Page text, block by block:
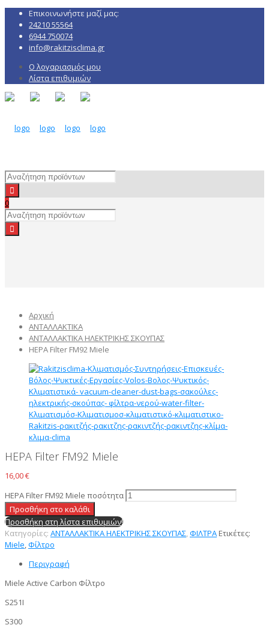
Επικοινωνήστε μαζί μας:
24210 55564
6944 750074
info@rakitzisclima.gr
Ο λογαριασμός μου
Λίστα επιθυμιών
0
Αρχική
ΑΝΤΑΛΛΑΚΤΙΚΑ
ΑΝΤΑΛΛΑΚΤΙΚΑ ΗΛΕΚΤΡΙΚΗΣ ΣΚΟΥΠΑΣ
HEPA Filter FM92 Miele
HEPA Filter FM92 Miele
16,00€
HEPA Filter FM92 Miele ποσότητα
Προσθήκη στο καλάθι
Προσθήκη στη λίστα επιθυμιών!
Κατηγορίες: ΑΝΤΑΛΛΑΚΤΙΚΑ ΗΛΕΚΤΡΙΚΗΣ ΣΚΟΥΠΑΣ,ΦΙΛΤΡΑ Ετικέτες:
Miele,Φίλτρο
Περιγραφή
Miele Active Carbon Φίλτρο
S251I
S300